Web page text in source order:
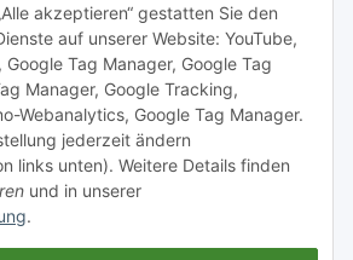
akzeptieren“ gestatten Sie den
auf unserer Website: YouTube,
Tag Manager, Google Tag
Manager, Google Tracking,
Webanalytics, Google Tag Manager.
jederzeit ändern
links unten). Weitere Details finden
und in unserer
.